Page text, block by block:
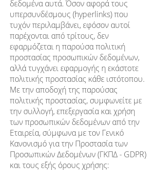
δεδομένα αυτά. Όσον αφορά τους
υπερσυνδέσμους (hyperlinks) που
τυχόν περιλαμβάνει, εφόσον αυτοί
παρέχονται από τρίτους, δεν
εφαρμόζεται η παρούσα πολιτική
προστασίας προσωπικών δεδομένων,
αλλά τυγχάνει εφαρμογής η εκάστοτε
πολιτικής προστασίας κάθε ιστότοπου.
Με την αποδοχή της παρούσας
πολιτικής προστασίας, συμφωνείτε με
την συλλογή, επεξεργασία και χρήση
των προσωπικών δεδομένων από την
Εταιρεία, σύμφωνα με τον Γενικό
Κανονισμό για την Προστασία των
Προσωπικών Δεδομένων (ΓΚΠΔ - GDPR)
και τους εξής όρους χρήσης: